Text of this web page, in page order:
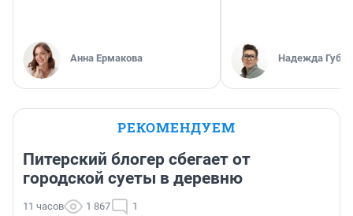
Анна Ермакова Надежда
РЕКОМЕНДУЕМ
Питерский блогер сбегает от
городской суеты в деревню
11 часов 1 867 1